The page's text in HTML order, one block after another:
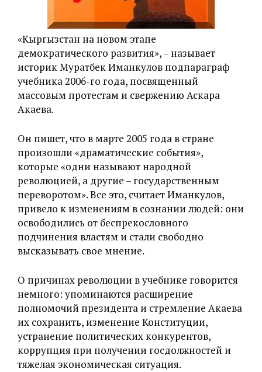
«‎Кыргызстан на новом этапе
демократического развития», – называет
историк Муратбек Иманкулов подпараграф
учебника 2006-го года, посвященный
массовым протестам и свержению Аскара
Акаева.
Он пишет, что в марте 2005 года в стране
произошли «‎драматические события»,
которые «одни называют народной
революцией, а другие – государственным
переворотом». Все это, считает Иманкулов,
привело к изменениям в сознании людей: они
освободились от беспрекословного
подчинения властям и стали свободно
высказывать свое мнение.
О причинах революции в учебнике говорится
немного: упоминаются расширение
полномочий президента и стремление Акаева
их сохранить, изменение Конституции,
устранение политических конкурентов,
коррупция при получении госдолжностей и
тяжелая экономическая ситуация.